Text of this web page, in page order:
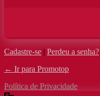
Cadastre-se | Perdeu a senha?
← Ir para Promotop
Política de Privacidade